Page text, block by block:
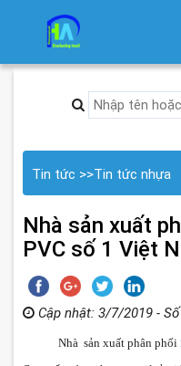
Tin tức >>Tin tức nhựa
Nhà sản xuất
PVC số 1 Việt
Cập nhật: 3/7/2019 -
Nhà sản xuất phân phối